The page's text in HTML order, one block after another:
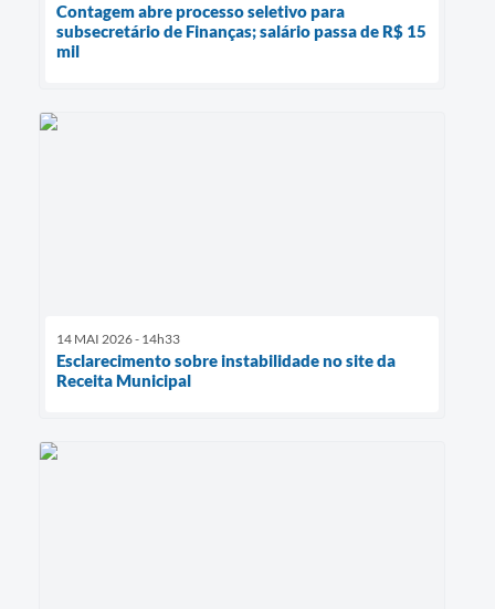
Contagem abre processo seletivo para
subsecretário de Finanças; salário passa de R$ 15
mil
14 MAI 2026 - 14h33
Esclarecimento sobre instabilidade no site da
Receita Municipal